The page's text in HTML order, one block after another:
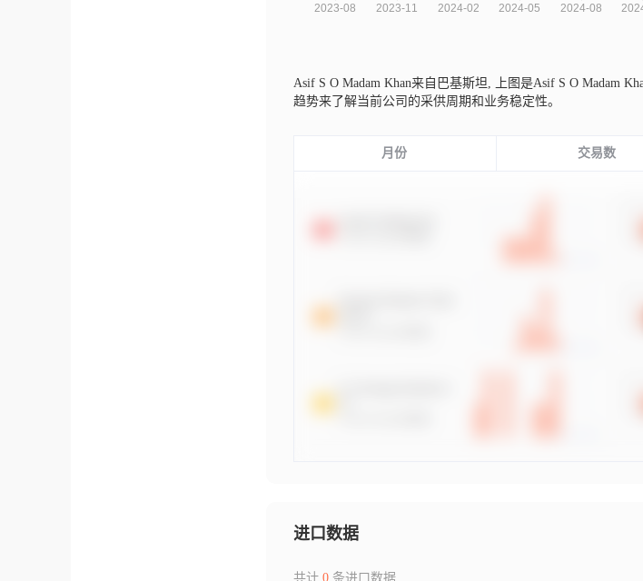
Asif S O Madam Khan来自巴基斯坦,
上图是Asif S O Madam
趋势来了解当前公司的采供周期和业务稳定性。
月份 交易数
进口数据
共计 0条进口数据